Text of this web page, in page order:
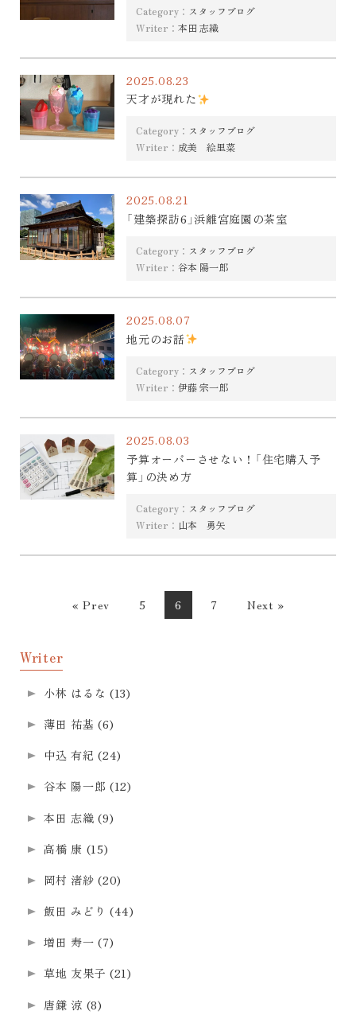
Category： スタッフブログ
Writer： 本田 志織
2025.08.23
天才が現れた
Category： スタッフブログ
Writer： 成美 絵里菜
2025.08.21
「建築探訪6」浜離宮庭園の茶室
Category： スタッフブログ
Writer： 谷本 陽一郎
2025.08.07
地元のお話
Category： スタッフブログ
Writer： 伊藤 宗一郎
2025.08.03
予算オーバーさせない！「住宅購入予
算」の決め方
Category： スタッフブログ
Writer： 山本 勇矢
« Prev 5 6 7 Next »
Writer
小林 はるな (13)
薄田 祐基 (6)
中込 有紀 (24)
谷本 陽一郎 (12)
本田 志織 (9)
高橋 康 (15)
岡村 渚紗 (20)
飯田 みどり (44)
増田 寿一 (7)
草地 友果子 (21)
唐鎌 涼 (8)